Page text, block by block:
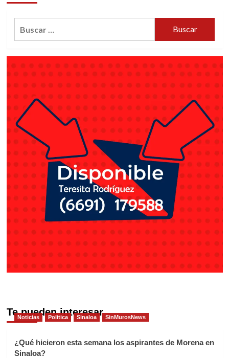
Te pueden interesar
Noticias Politica Sinaloa SinMurosNews
¿Qué hicieron esta semana los aspirantes de Morena en
Sinaloa?